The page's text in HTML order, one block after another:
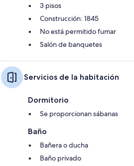
3 pisos
Construcción: 1845
No está permitido fumar
Salón de banquetes
Servicios de la habitación
Dormitorio
Se proporcionan sábanas
Baño
Bañera o ducha
Baño privado